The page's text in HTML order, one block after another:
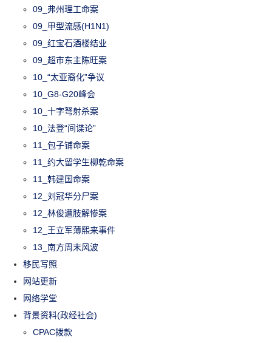
09_弗州理工命案
09_甲型流感(H1N1)
09_红宝石酒楼结业
09_超市东主陈旺案
10_“太亚裔化”争议
10_G8-G20峰会
10_十字弩射杀案
10_法登“间谍论”
11_包子铺命案
11_约大留学生柳乾命案
11_韩建国命案
12_刘冠华分尸案
12_林俊遭肢解惨案
12_王立军薄熙来事件
13_南方周末风波
移民写照
网站更新
网络学堂
背景资料(政经社会)
CPAC拨款